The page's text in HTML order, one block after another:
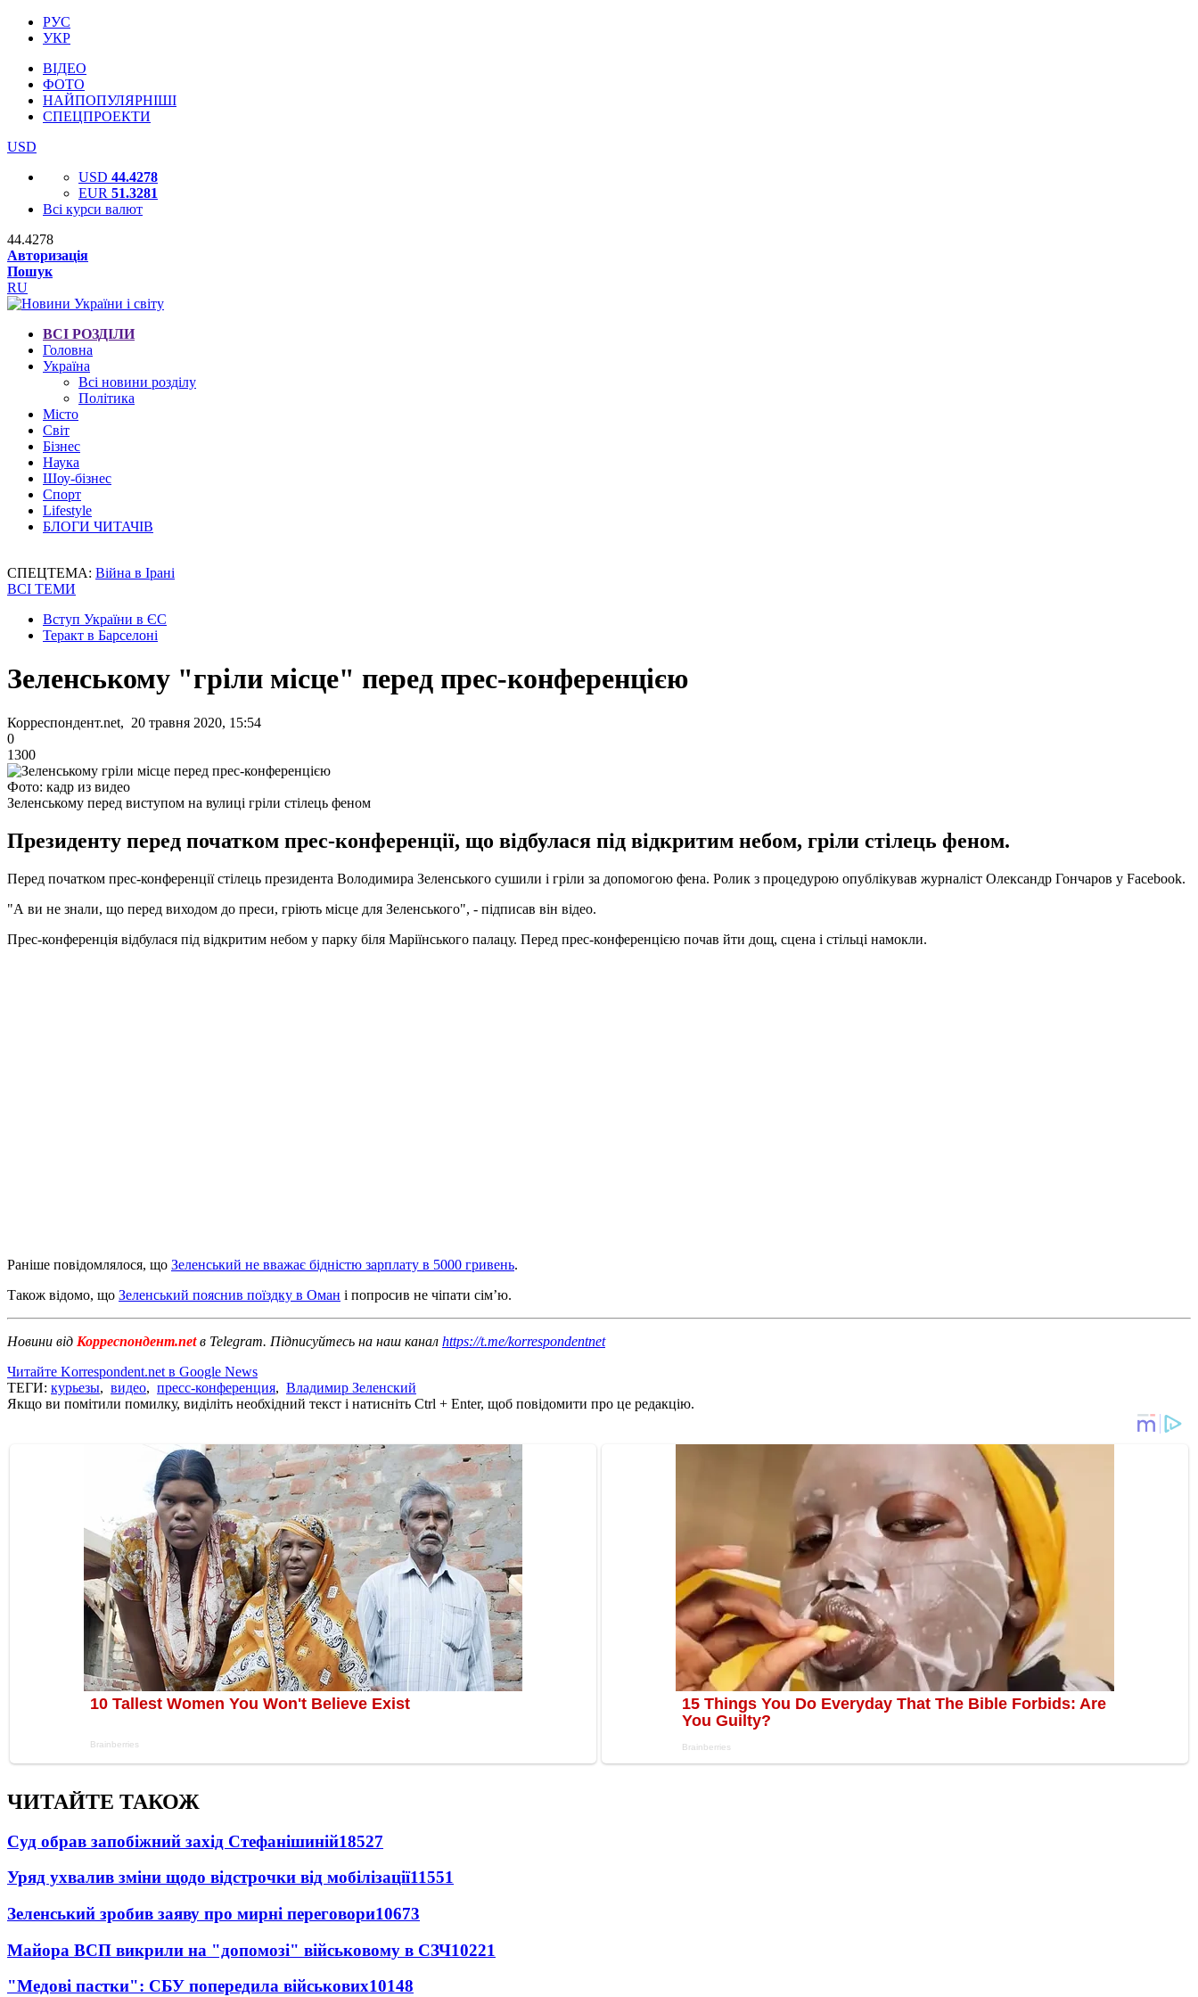
РУС
УКР
ВІДЕО
ФОТО
НАЙПОПУЛЯРНІШІ
СПЕЦПРОЕКТИ
USD
USD 44.4278
EUR 51.3281
Всі курси валют
44.4278
Авторизація
Пошук
RU
ВСІ РОЗДІЛИ
Головна
Україна
Всі новини розділу
Політика
Місто
Світ
Бізнес
Наука
Шоу-бізнес
Спорт
Lifestyle
БЛОГИ ЧИТАЧІВ
СПЕЦТЕМА: Війна в Ірані
ВСІ ТЕМИ
Вступ України в ЄС
Теракт в Барселоні
Зеленському "гріли місце" перед прес-конференцією
Корреспондент.net, 20 травня 2020, 15:54
0
1300
Фото: кадр из видео
Зеленському перед виступом на вулиці гріли стілець феном
Президенту перед початком прес-конференції, що відбулася під відкритим небом, гріли стілець феном.
Перед початком прес-конференції стілець президента Володимира Зеленського сушили і гріли за допомогою фена. Ролик з процедурою опублікував журналіст Олександр Гончаров у Facebook.
"А ви не знали, що перед виходом до преси, гріють місце для Зеленського", - підписав він відео.
Прес-конференція відбулася під відкритим небом у парку біля Маріїнського палацу. Перед прес-конференцією почав йти дощ, сцена і стільці намокли.
Раніше повідомлялося, що Зеленський не вважає бідністю зарплату в 5000 гривень.
Також відомо, що Зеленський пояснив поїздку в Оман і попросив не чіпати сім’ю.
Новини від Корреспондент.netв Telegram. Підписуйтесь на наш канал https://t.me/korrespondentnet
Читайте Korrespondent.net в Google News
ТЕГИ: курьезы, видео, пресс-конференция, Владимир Зеленский
Якщо ви помітили помилку, виділіть необхідний текст і натисніть Ctrl + Enter, щоб повідомити про це редакцію.
ЧИТАЙТЕ ТАКОЖ
Суд обрав запобіжний захід Стефанішиній18527
Уряд ухвалив зміни щодо відстрочки від мобілізації11551
Зеленський зробив заяву про мирні переговори10673
Майора ВСП викрили на "допомозі" військовому в СЗЧ10221
"Медові пастки": СБУ попередила військових10148